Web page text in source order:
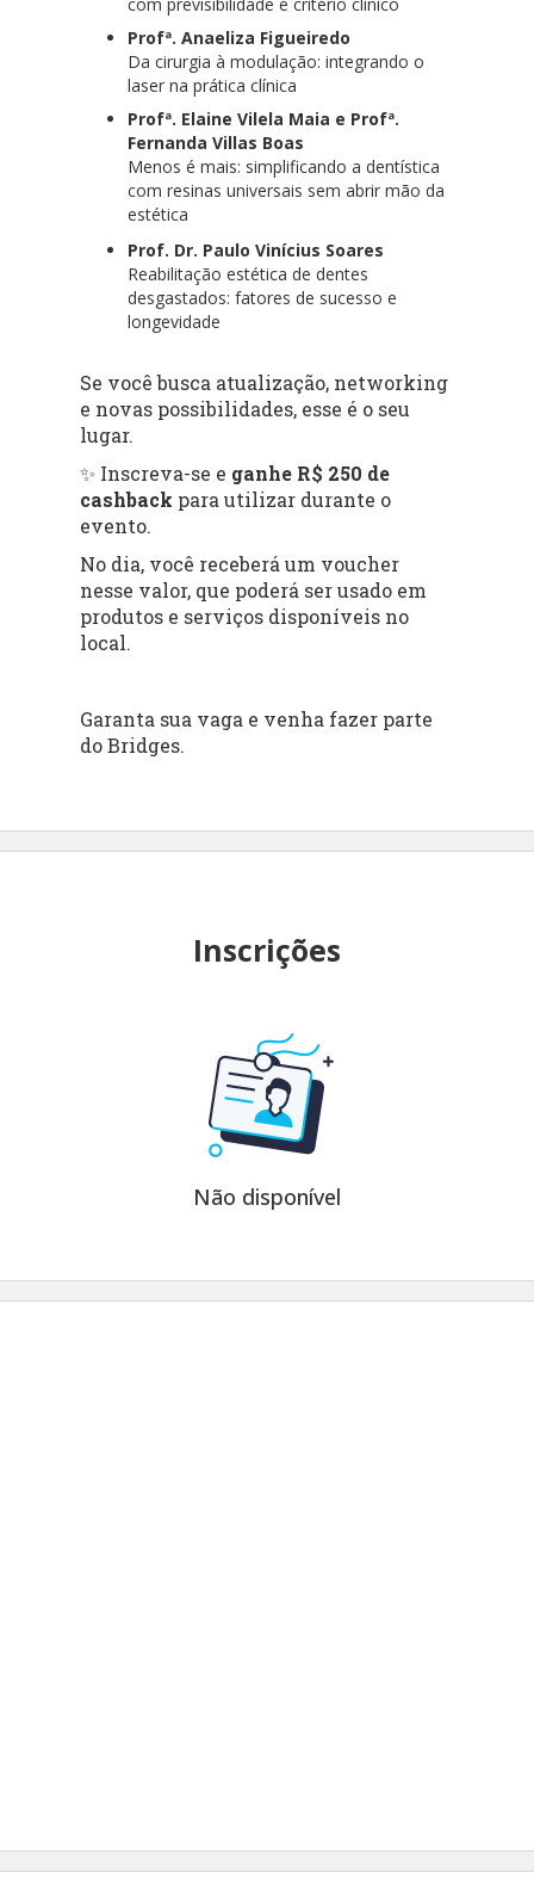
Profª. Anaeliza Figueiredo
Da cirurgia à modulação: integrando o
laser na prática clínica
Profª. Elaine Vilela Maia e Profª.
Fernanda Villas Boas
Menos é mais: simplificando a dentística
com resinas universais sem abrir mão da
estética
Prof. Dr. Paulo Vinícius Soares
Reabilitação estética de dentes
desgastados: fatores de sucesso e
longevidade
Se você busca atualização, networking
e novas possibilidades, esse é o seu
lugar.
✨ Inscreva-se e ganhe R$ 250 de
cashback para utilizar durante o
evento.
No dia, você receberá um voucher
nesse valor, que poderá ser usado em
produtos e serviços disponíveis no
local.
Garanta sua vaga e venha fazer parte
do Bridges.
Inscrições
Não disponível